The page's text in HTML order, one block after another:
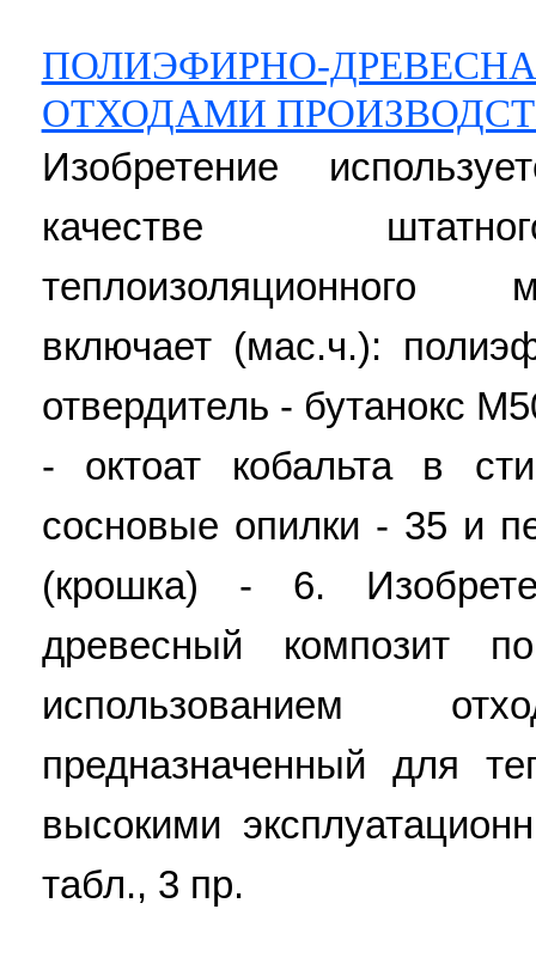
ПОЛИЭФИРНО-
ОТХОДАМИ
Изобретение
качестве
теплоизоляционного
включает (мас.ч.):
отвердитель - бутанокс
- октоат кобальта в
сосновые опилки - 35 и
(крошка) - 6.
древесный композит
использованием
предназначенный для
высокими
табл., 3 пр.